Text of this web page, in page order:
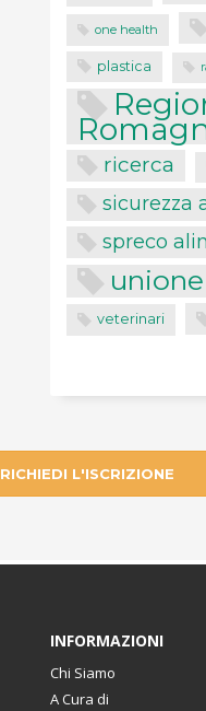
one health
plastica
ricerca
sicurezza
spreco
veterinari
RICHIEDI L'ISCRIZIONE
INFORMAZIONI
Chi Siamo
A Cura di